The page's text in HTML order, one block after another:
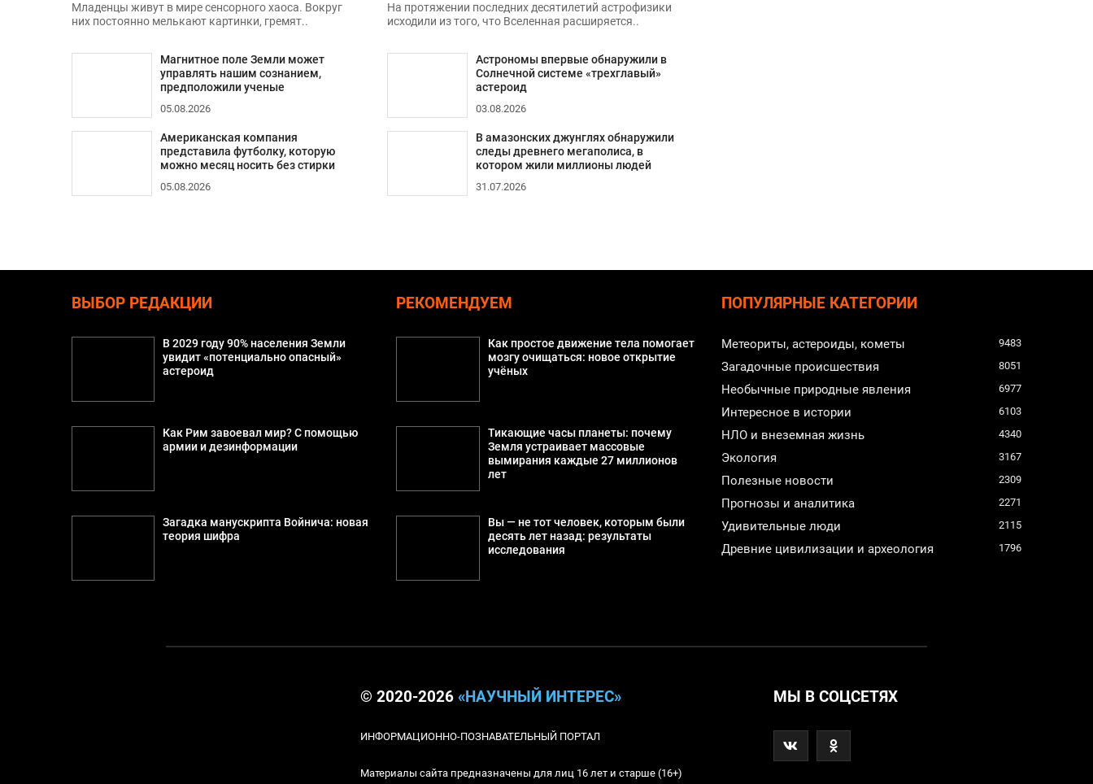
Младенцы живут в мире сенсорного хаоса. Вокруг
них постоянно мелькают картинки, гремят..
Магнитное поле Земли может
управлять нашим сознанием,
предположили ученые
05.08.2026
Американская компания
представила футболку, которую
можно месяц носить без стирки
05.08.2026
На протяжении последних десятилетий астрофизики
исходили из того, что Вселенная расширяется..
Астрономы впервые обнаружили в
Солнечной системе «трехглавый»
астероид
03.08.2026
В амазонских джунглях обнаружили
следы древнего мегаполиса, в
котором жили миллионы людей
31.07.2026
ВЫБОР РЕДАКЦИИ
В 2029 году 90% населения Земли
увидит «потенциально опасный»
астероид
Как Рим завоевал мир? С помощью
армии и дезинформации
Загадка манускрипта Войнича: новая
теория шифра
РЕКОМЕНДУЕМ
Как простое движение тела помогает
мозгу очищаться: новое открытие
учёных
Тикающие часы планеты: почему
Земля устраивает массовые
вымирания каждые 27 миллионов
лет
Вы — не тот человек, которым были
десять лет назад: результаты
исследования
ПОПУЛЯРНЫЕ КАТЕГОРИИ
Метеориты, астероиды, кометы 9483
Загадочные происшествия 8051
Необычные природные явления 6977
Интересное в истории 6103
НЛО и внеземная жизнь 4340
Экология 3167
Полезные новости 2309
Прогнозы и аналитика 2271
Удивительные люди 2115
Древние цивилизации и археология 1796
© 2020-2026 «НАУЧНЫЙ ИНТЕРЕС»
ИНФОРМАЦИОННО-ПОЗНАВАТЕЛЬНЫЙ ПОРТАЛ
Материалы сайта предназначены для лиц 16 лет и старше (16+)
МЫ В СОЦСЕТЯХ